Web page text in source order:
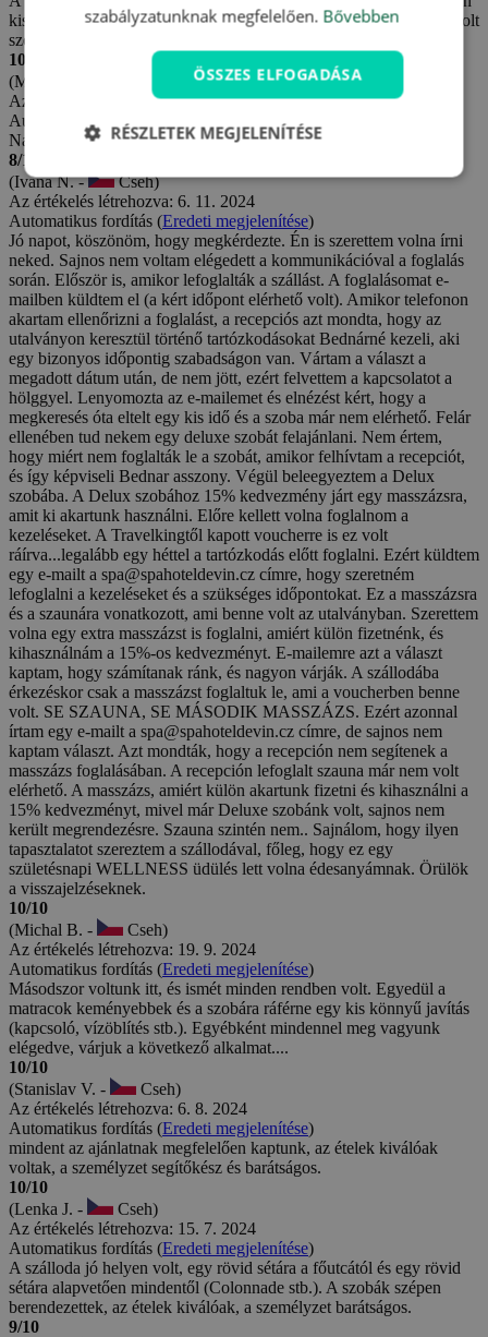
kissé zavart volt. Összekeverte a szobaszámokat, ezért a megvásárolt
szolgáltatásokat nekem kellett kérnem.
10/10
(Marie H. -
Az értékelés létrehozva: 1. 12. 2024
Automatikus fordítás (
Eredeti megjelenítése
Nagyon elégedett
8/10
(Ivana N. -
Cseh)
Az értékelés létrehozva: 6. 11. 2024
Automatikus fordítás (Eredeti megjelenítése)
Jó napot, köszönöm, hogy megkérdezte. Én is szerettem volna írni
neked. Sajnos nem voltam elégedett a kommunikációval a foglalás
során. Először is, amikor lefoglalták a szállást. A foglalásomat e-
mailben küldtem el (a kért időpont elérhető volt). Amikor telefonon
akartam ellenőrizni a foglalást, a recepciós azt mondta, hogy az
utalványon keresztül történő tartózkodásokat Bednárné kezeli, aki
egy bizonyos időpontig szabadságon van. Vártam a választ a
megadott dátum után, de nem jött, ezért felvettem a kapcsolatot a
hölggyel. Lenyomozta az e-mailemet és elnézést kért, hogy a
megkeresés óta eltelt egy kis idő és a szoba már nem elérhető. Felár
ellenében tud nekem egy deluxe szobát felajánlani. Nem értem,
hogy miért nem foglalták le a szobát, amikor felhívtam a recepciót,
és így képviseli Bednar asszony. Végül beleegyeztem a Delux
szobába. A Delux szobához 15% kedvezmény járt egy masszázsra,
amit ki akartunk használni. Előre kellett volna foglalnom a
kezeléseket. A Travelkingtől kapott voucherre is ez volt
ráírva...legalább egy héttel a tartózkodás előtt foglalni. Ezért küldtem
egy e-mailt a spa@spahoteldevin.cz címre, hogy szeretném
lefoglalni a kezeléseket és a szükséges időpontokat. Ez a masszázsra
és a szaunára vonatkozott, ami benne volt az utalványban. Szerettem
volna egy extra masszázst is foglalni, amiért külön fizetnénk, és
kihasználnám a 15%-os kedvezményt. E-mailemre azt a választ
kaptam, hogy számítanak ránk, és nagyon várják. A szállodába
érkezéskor csak a masszázst foglaltuk le, ami a voucherben benne
volt. SE SZAUNA, SE MÁSODIK MASSZÁZS. Ezért azonnal
írtam egy e-mailt a spa@spahoteldevin.cz címre, de sajnos nem
kaptam választ. Azt mondták, hogy a recepción nem segítenek a
masszázs foglalásában. A recepción lefoglalt szauna már nem volt
elérhető. A masszázs, amiért külön akartunk fizetni és kihasználni a
15% kedvezményt, mivel már Deluxe szobánk volt, sajnos nem
került megrendezésre. Szauna szintén nem.. Sajnálom, hogy ilyen
tapasztalatot szereztem a szállodával, főleg, hogy ez egy
születésnapi WELLNESS üdülés lett volna édesanyámnak. Örülök
a visszajelzéseknek.
10/10
(Michal B. -
Cseh)
Az értékelés létrehozva: 19. 9. 2024
Automatikus fordítás (Eredeti megjelenítése)
Másodszor voltunk itt, és ismét minden rendben volt. Egyedül a
matracok keményebbek és a szobára ráférne egy kis könnyű javítás
(kapcsoló, vízöblítés stb.). Egyébként mindennel meg vagyunk
elégedve, várjuk a következő alkalmat....
10/10
(Stanislav V. -
Cseh)
Az értékelés létrehozva: 6. 8. 2024
Automatikus fordítás (Eredeti megjelenítése)
mindent az ajánlatnak megfelelően kaptunk, az ételek kiválóak
voltak, a személyzet segítőkész és barátságos.
10/10
(Lenka J. -
Cseh)
Az értékelés létrehozva: 15. 7. 2024
Automatikus fordítás (Eredeti megjelenítése)
A szálloda jó helyen volt, egy rövid sétára a főutcától és egy rövid
sétára alapvetően mindentől (Colonnade stb.). A szobák szépen
berendezettek, az ételek kiválóak, a személyzet barátságos.
9/10
szabályzatunknak megfelelően. Bővebben
ÖSSZES ELFOGADÁSA
RÉSZLETEK MEGJELENÍTÉSE